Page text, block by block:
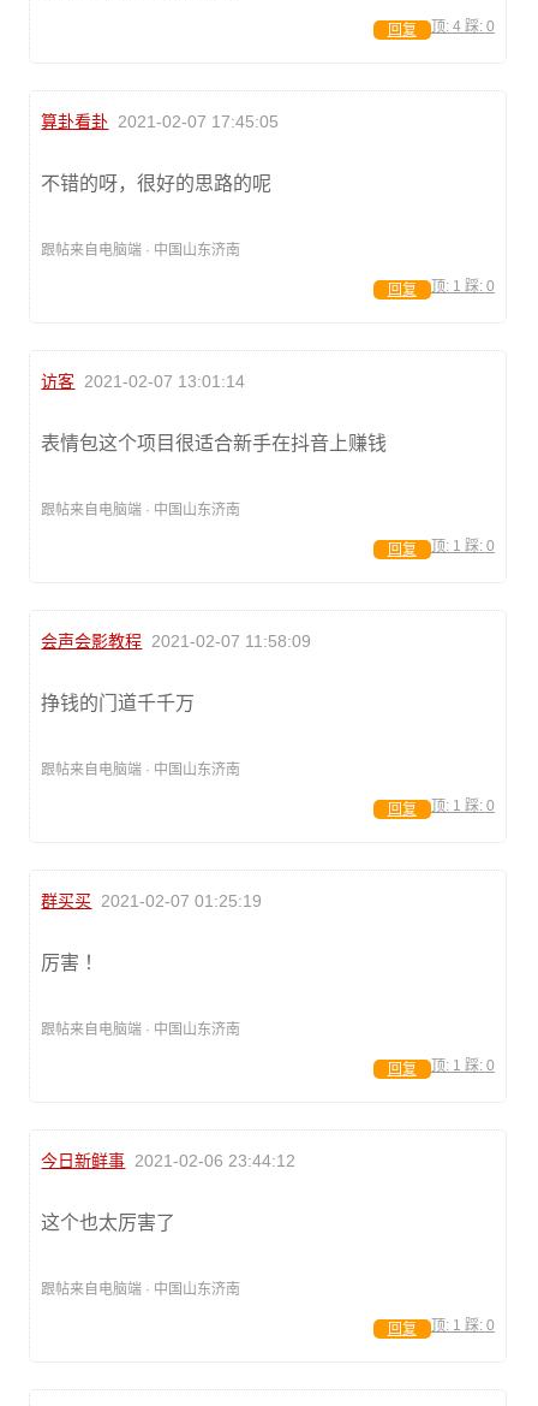
顶: 4 踩: 0
回复
算卦看卦 2021-02-07 17:45:05
不错的呀，很好的思路的呢
跟帖来自电脑端 · 中国山东济南
顶: 1 踩: 0
回复
访客 2021-02-07 13:01:14
表情包这个项目很适合新手在抖音上赚钱
跟帖来自电脑端 · 中国山东济南
顶: 1 踩: 0
回复
会声会影教程 2021-02-07 11:58:09
挣钱的门道千千万
跟帖来自电脑端 · 中国山东济南
顶: 1 踩: 0
回复
群买买 2021-02-07 01:25:19
厉害 ！
跟帖来自电脑端 · 中国山东济南
顶: 1 踩: 0
回复
今日新鲜事 2021-02-06 23:44:12
这个也太厉害了
跟帖来自电脑端 · 中国山东济南
顶: 1 踩: 0
回复